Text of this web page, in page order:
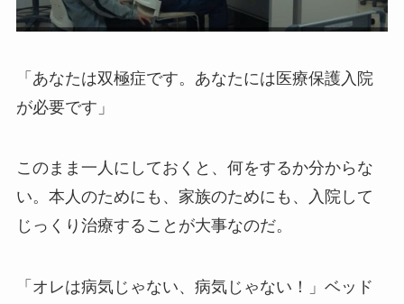
「あなたは双極症です。あなたには医療保護入院
が必要です」
このまま一人にしておくと、何をするか分からな
い。本人のためにも、家族のためにも、入院して
じっくり治療することが大事なのだ。
「オレは病気じゃない、病気じゃない！」ベッド